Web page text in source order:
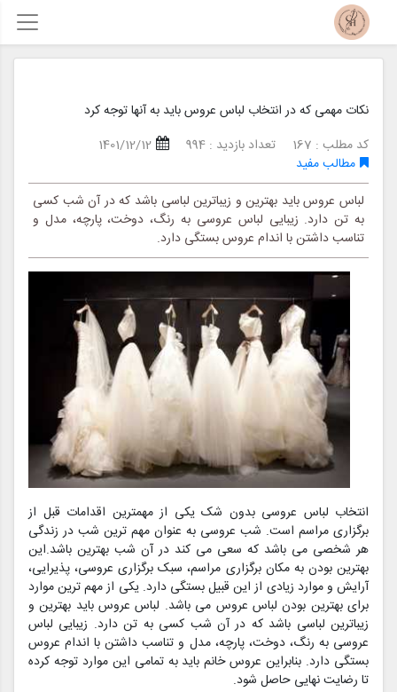
نکات مهمی که در انتخاب لباس عروس باید به آنها توجه کرد
کد مطلب : 167
تعداد بازدید : 994
1401/12/12
مطالب مفید
لباس عروس باید بهترین و زیباترین لباسی باشد که در آن شب کسی
به تن دارد. زیبایی لباس عروسی به رنگ، دوخت، پارچه، مدل و
تناسب داشتن با اندام عروس بستگی دارد.
انتخاب لباس عروسی بدون شک یکی از مهمترین اقدامات قبل از
برگزاری مراسم است. شب عروسی به عنوان مهم ترین شب در زندگی
هر شخصی می باشد که سعی می کند در آن شب بهترین باشد.این
بهترین بودن به مکان برگزاری مراسم، سبک برگزاری عروسی، پذیرایی،
آرایش و موارد زیادی از این قبیل بستگی دارد. یکی از مهم ترین موارد
برای بهترین بودن لباس عروس می باشد. لباس عروس باید بهترین و
زیباترین لباسی باشد که در آن شب کسی به تن دارد. زیبایی لباس
عروسی به رنگ، دوخت، پارچه، مدل و تناسب داشتن با اندام عروس
بستگی دارد. بنابراین عروس خانم باید به تمامی این موارد توجه کرده
تا رضایت نهایی حاصل شود.